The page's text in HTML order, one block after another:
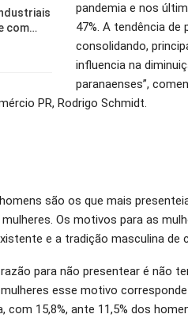
com…
pandemia e nos
47%. A tendência
consolidando,
influencia na
paranaenses”,
PR, Rodrigo Schmidt.
são os que mais
Os motivos para as
e a tradição masculina de
para não presentear é não
esse motivo
15,8%, ante 11,5% dos